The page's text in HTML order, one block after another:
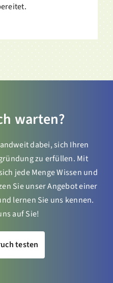
warten?
dabei, sich Ihren
zu erfüllen. Mit
jede Menge Wissen und
Sie unser Angebot einer
lernen Sie uns kennen.
auf Sie!
testen